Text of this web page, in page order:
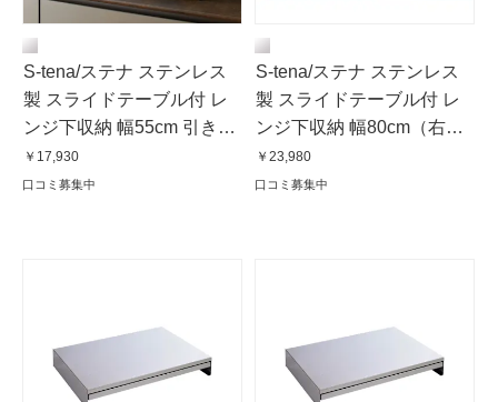
S-tena/ステナ ステンレス
製 スライドテーブル付 レ
ンジ下収納 幅55cm 引き出
し付き
￥17,930
口コミ募集中
S-tena/ステナ ステンレス
製 スライドテーブル付 レ
ンジ下収納 幅80cm（右：
45cm 左：35cm）
￥23,980
口コミ募集中